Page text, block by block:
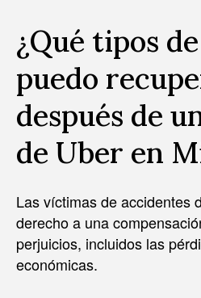
¿Qué tipos
puedo
después de
de Uber en
Las víctimas de accidentes
derecho a una
perjuicios, incluidos las
económicas.